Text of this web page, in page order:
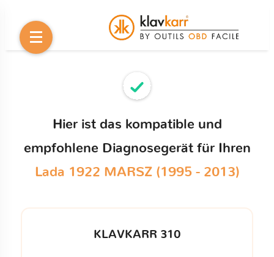
Hier ist das kompatible und
empfohlene Diagnosegerät für Ihren
Lada 1922 MARSZ (1995 - 2013)
KLAVKARR 310